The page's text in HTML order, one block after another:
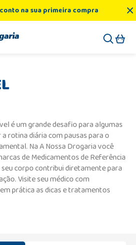
na sua primeira compra
é um grande desafio para algumas
rotina diária com pausas para o
Na A Nossa Drogaria você
de Medicamentos de Referência
seu corpo contribui diretamente para
Visite seu médico com
prática as dicas e tratamentos